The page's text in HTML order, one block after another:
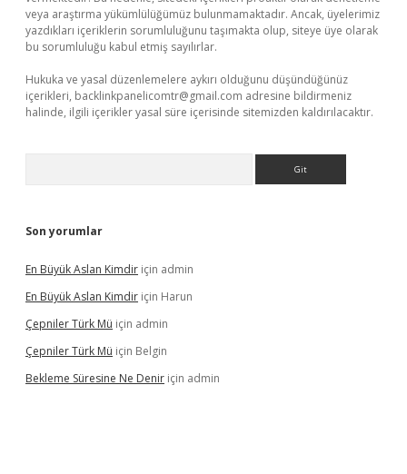
veya araştırma yükümlülüğümüz bulunmamaktadır. Ancak, üyelerimiz
yazdıkları içeriklerin sorumluluğunu taşımakta olup, siteye üye olarak
bu sorumluluğu kabul etmiş sayılırlar.
Hukuka ve yasal düzenlemelere aykırı olduğunu düşündüğünüz
içerikleri, backlinkpanelicomtr@gmail.com adresine bildirmeniz
halinde, ilgili içerikler yasal süre içerisinde sitemizden kaldırılacaktır.
Son yorumlar
En Büyük Aslan Kimdir için admin
En Büyük Aslan Kimdir için Harun
Çepniler Türk Mü için admin
Çepniler Türk Mü için Belgin
Bekleme Süresine Ne Denir için admin